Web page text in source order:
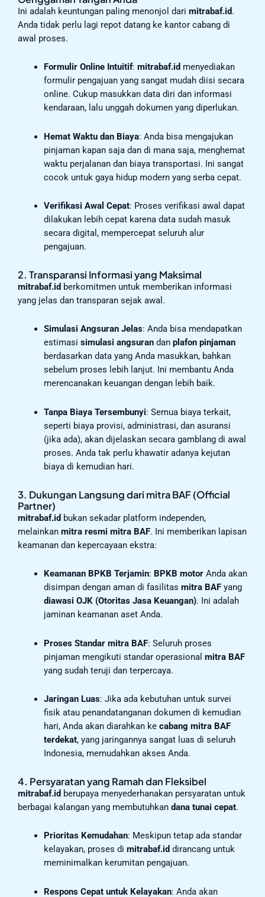
Ini adalah keuntungan paling menonjol dari mitrabaf.id.
Anda tidak perlu lagi repot datang ke kantor cabang di
awal proses.
Formulir Online Intuitif: mitrabaf.id menyediakan
formulir pengajuan yang sangat mudah diisi secara
online. Cukup masukkan data diri dan informasi
kendaraan, lalu unggah dokumen yang diperlukan.
Hemat Waktu dan Biaya: Anda bisa mengajukan
pinjaman kapan saja dan di mana saja, menghemat
waktu perjalanan dan biaya transportasi. Ini sangat
cocok untuk gaya hidup modern yang serba cepat.
Verifikasi Awal Cepat: Proses verifikasi awal dapat
dilakukan lebih cepat karena data sudah masuk
secara digital, mempercepat seluruh alur
pengajuan.
2. Transparansi Informasi yang Maksimal
mitrabaf.id berkomitmen untuk memberikan informasi
yang jelas dan transparan sejak awal.
Simulasi Angsuran Jelas: Anda bisa mendapatkan
estimasi simulasi angsurandan plafon pinjaman
berdasarkan data yang Anda masukkan, bahkan
sebelum proses lebih lanjut. Ini membantu Anda
merencanakan keuangan dengan lebih baik.
Tanpa Biaya Tersembunyi: Semua biaya terkait,
seperti biaya provisi, administrasi, dan asuransi
(jika ada), akan dijelaskan secara gamblang di awal
proses. Anda tak perlu khawatir adanya kejutan
biaya di kemudian hari.
3. Dukungan Langsung dari mitra BAF (Official
Partner)
mitrabaf.id bukan sekadar platform independen,
melainkan mitra resmi mitra BAF. Ini memberikan lapisan
keamanan dan kepercayaan ekstra:
Keamanan BPKB Terjamin: BPKB motorAnda akan
disimpan dengan aman di fasilitas mitra BAFyang
diawasi OJK (Otoritas Jasa Keuangan). Ini adalah
jaminan keamanan aset Anda.
Proses Standar mitra BAF: Seluruh proses
pinjaman mengikuti standar operasional mitra BAF
yang sudah teruji dan terpercaya.
Jaringan Luas: Jika ada kebutuhan untuk survei
fisik atau penandatanganan dokumen di kemudian
hari, Anda akan diarahkan ke cabang mitra BAF
terdekat, yang jaringannya sangat luas di seluruh
Indonesia, memudahkan akses Anda.
4. Persyaratan yang Ramah dan Fleksibel
mitrabaf.id berupaya menyederhanakan persyaratan untuk
berbagai kalangan yang membutuhkan dana tunai cepat.
Prioritas Kemudahan: Meskipun tetap ada standar
kelayakan, proses di mitrabaf.id dirancang untuk
meminimalkan kerumitan pengajuan.
Respons Cepat untuk Kelayakan: Anda akan